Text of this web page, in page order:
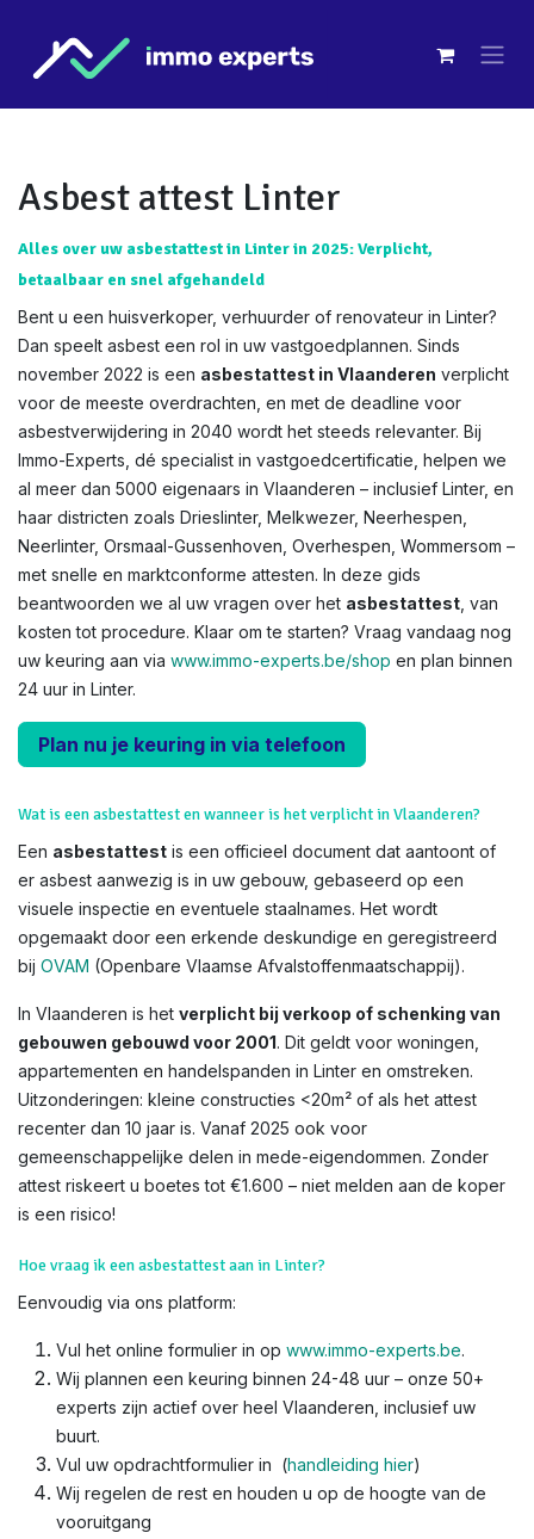
Asbest attest Linter
Alles over uw asbestattest in Linter in 2025: Verplicht,
betaalbaar en snel afgehandeld
Bent u een huisverkoper, verhuurder of renovateur in Linter?
Dan speelt asbest een rol in uw vastgoedplannen. Sinds
november 2022 is een asbestattest in Vlaanderen verplicht
voor de meeste overdrachten, en met de deadline voor
asbestverwijdering in 2040 wordt het steeds relevanter. Bij
Immo-Experts, dé specialist in vastgoedcertificatie, helpen we
al meer dan 5000 eigenaars in Vlaanderen – inclusief Linter, en
haar districten zoals Drieslinter, Melkwezer, Neerhespen,
Neerlinter, Orsmaal-Gussenhoven, Overhespen, Wommersom –
met snelle en marktconforme attesten. In deze gids
beantwoorden we al uw vragen over het asbestattest , van
kosten tot procedure. Klaar om te starten? Vraag vandaag nog
uw keuring aan via www.immo-experts.be/shop en plan binnen
24 uur in Linter.
Plan nu je keuring in via telefoon
Wat is een asbestattest en wanneer is het verplicht in Vlaanderen?
Een asbestattest is een officieel document dat aantoont of
er asbest aanwezig is in uw gebouw, gebaseerd op een
visuele inspectie en eventuele staalnames. Het wordt
opgemaakt door een erkende deskundige en geregistreerd
bij OVAM (Openbare Vlaamse Afvalstoffenmaatschappij).
In Vlaanderen is het verplicht bij verkoop of schenking van
gebouwen gebouwd voor 2001. Dit geldt voor woningen,
appartementen en handelspanden in Linter en omstreken.
Uitzonderingen: kleine constructies <20m² of als het attest
recenter dan 10 jaar is. Vanaf 2025 ook voor
gemeenschappelijke delen in mede-eigendommen. Zonder
attest riskeert u boetes tot €1.600 – niet melden aan de koper
is een risico!​
Hoe vraag ik een asbestattest aan in Linter?
Eenvoudig via ons platform:
Vul het online formulier in op www.immo-experts.be.
Wij plannen een keuring binnen 24-48 uur – onze 50+
experts zijn actief over heel Vlaanderen, inclusief uw
buurt.
Vul uw opdrachtformulier in (handleiding hier)
Wij regelen de rest en houden u op de hoogte van de
vooruitgang